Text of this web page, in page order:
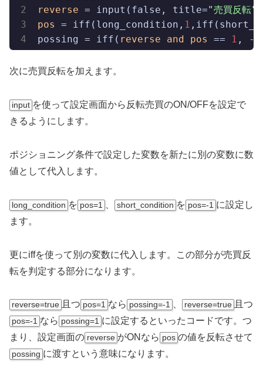
reverse = input(false, title="売買反転"
pos
= iff(long_condition, 1
possing = iff( reverse and pos == 1 , -
次に売買反転を加えます。
input を使って設定画面から反転売買のON/OFFを設定で
きるようにします。
ポジショニング条件で設定した変数を新たに別の変数に数
値として代入します。
long_condition を pos=1 short_condition を pos=-1 に設定し
ます。
更にiffを使って別の変数に代入します。この部分が売買反
転を判定する部分になります。
reverse=true 且つ pos=1 なら possing=-1 、 reverse=true 且つ
pos=-1 なら possing=1 に設定するといったコードです。つ
まり、設定画面の reverse がONなら pos の値を反転させて
possing に渡すという意味になります。